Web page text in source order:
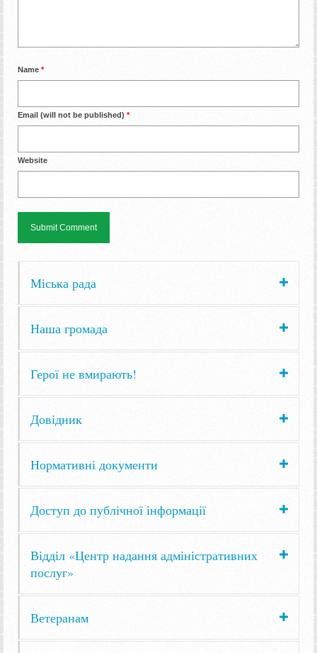
Name *
Email (will not be published) *
Website
Міська рада
Наша громада
Герої не вмирають!
Довідник
Нормативні документи
Доступ до публічної інформації
Відділ «Центр надання адміністративних
послуг»
Ветеранам